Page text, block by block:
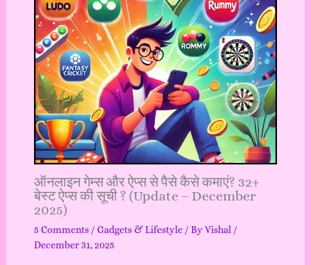
ऑनलाइन गेम्स और ऐप्स से पैसे कैसे कमाएं? 32+
बेस्ट ऐप्स की सूची ? (Update – December
2025)
5 Comments / Gadgets & Lifestyle/ ByVishal /
December 31, 2025